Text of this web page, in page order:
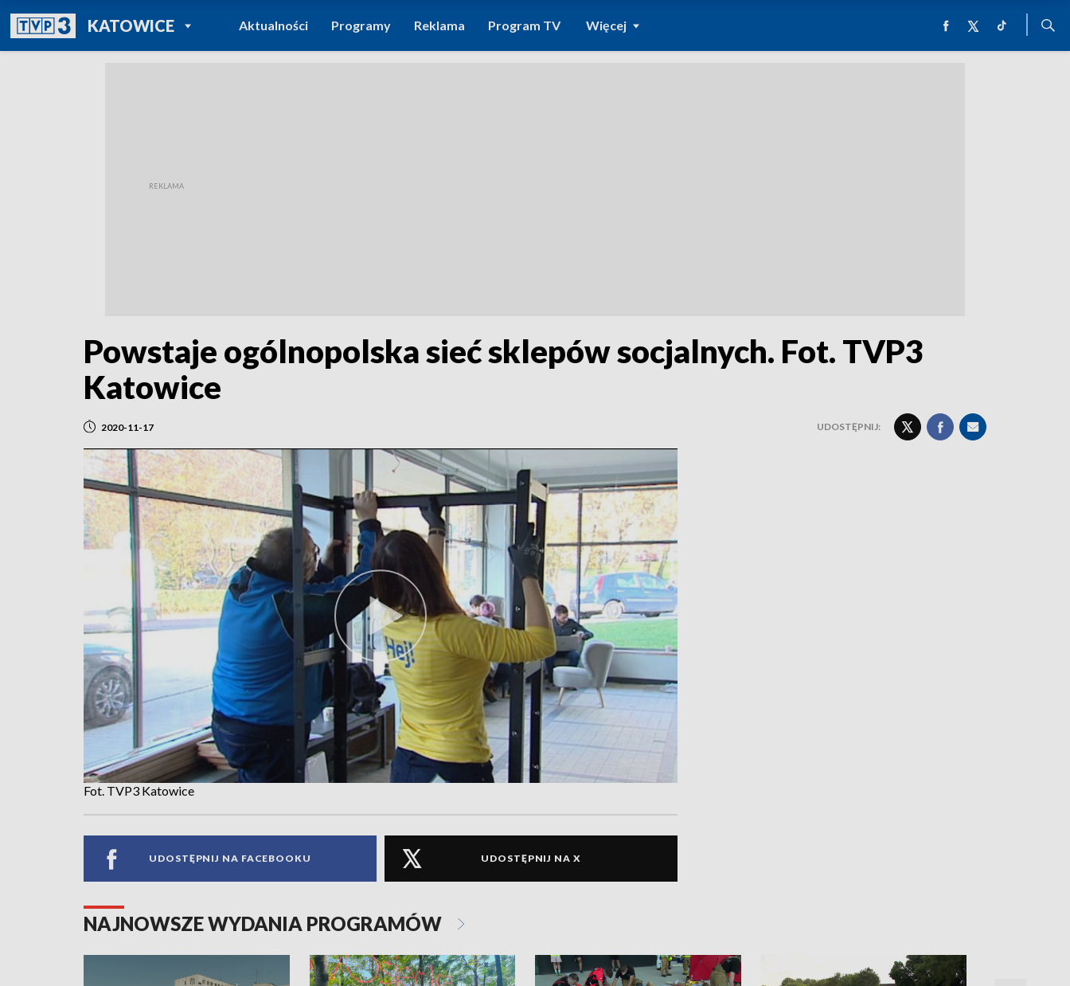
KATOWICEPOWRÓT DO
TVP REGIONY
Aktualności Programy Reklama Program TV Więcej
Powstaje ogólnopolska sieć sklepów socjalnych. Fot. TVP3
Katowice
2020-11-17 UDOSTĘPNIJ:
Fot. TVP3 Katowice
UDOSTĘPNIJ NA FACEBOOKU UDOSTĘPNIJ NA X
NAJNOWSZE WYDANIA PROGRAMÓW